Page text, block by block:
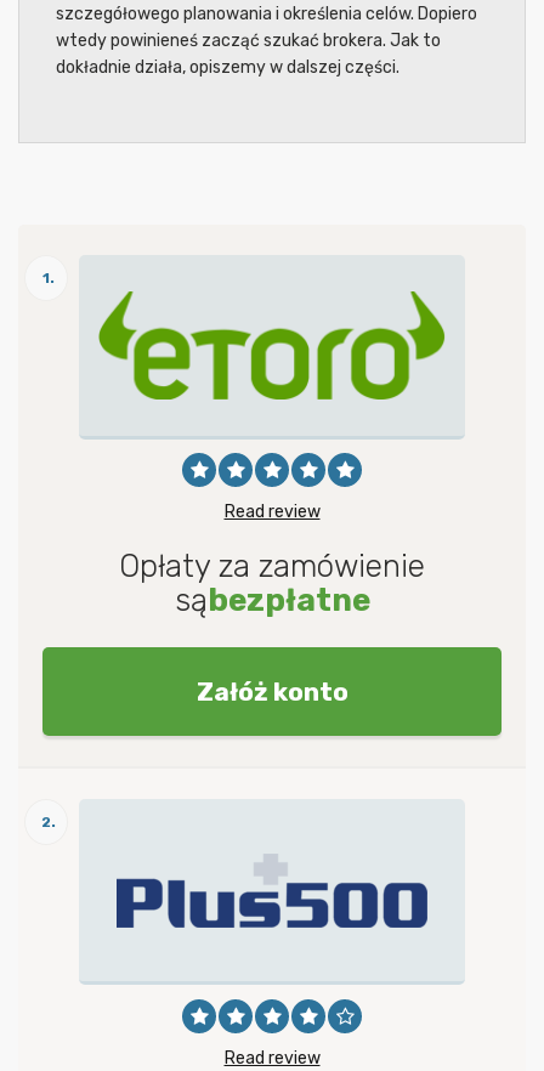
szczegółowego planowania i określenia celów. Dopiero
wtedy powinieneś zacząć szukać brokera. Jak to
dokładnie działa, opiszemy w dalszej części.
1.
Read review
Opłaty za zamówienie
sąbezpłatne
Załóż konto
2.
Read review